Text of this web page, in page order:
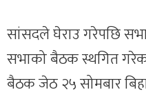
सांसदले घेराउ गरेपछि
सभाको बैठक स्थगित
बैठक जेठ २५ सोमबार